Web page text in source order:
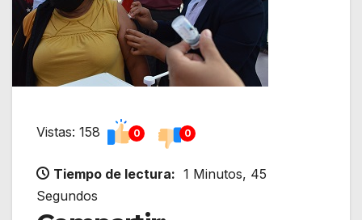
Vistas: 158 0 0
Tiempo de lectura: 1 Minutos, 45
Segundos